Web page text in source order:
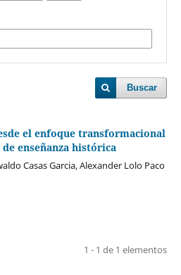
Buscar
el enfoque transformacional
enseñanza histórica
Casas Garcia, Alexander Lolo Paco
1 - 1 de 1 elementos